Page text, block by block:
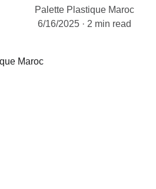
Palette Plastique Maroc
6/16/2025
2 min read